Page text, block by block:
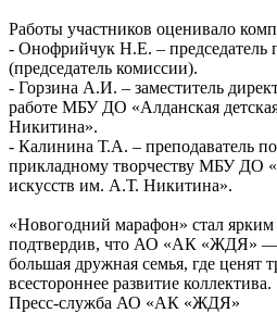
Работы участников оценивало
- Онофрийчук Н.Е. –
(председатель комиссии).
- Горзина А.И. – заместитель
работе МБУ ДО «Алданская
Никитина».
- Калинина Т.А. – преподаватель
прикладному творчеству МБУ ДО
искусств им. А.Т. Никитина».
«Новогодний марафон» стал
подтвердив, что АО «АК «ЖДЯ» —
большая дружная семья, где ценят
всестороннее развитие коллектива.
Пресс-служба АО «АК «ЖДЯ»